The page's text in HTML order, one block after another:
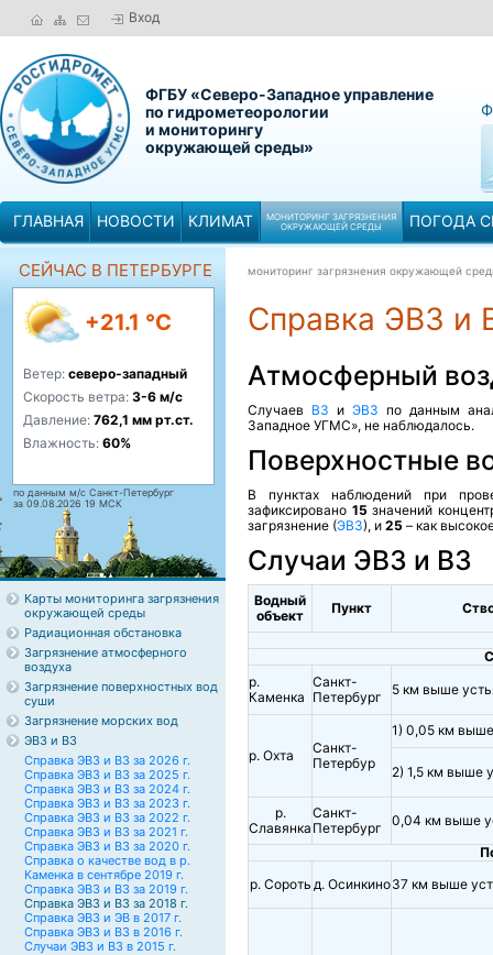
Вход
ФГБУ «Северо-Западное управление
по гидрометеорологии
и мониторингу
окружающей среды»
ГЛАВНАЯ НОВОСТИ КЛИМАТ
МОНИТОРИНГ ЗАГРЯЗНЕНИЯ
ОКРУЖАЮЩЕЙ СРЕДЫ
ПОГОДА
СЕЙЧАС В ПЕТЕРБУРГЕ
+21.1 °C
Ветер: северо-западный
Скорость ветра: 3-6 м/с
Давление: 762,1 мм рт.ст.
Влажность: 60%
по данным м/с Санкт-Петербург
за 09.08.2026 19 МСК
Карты мониторинга загрязнения
окружающей среды
Радиационная обстановка
Загрязнение атмосферного
воздуха
Загрязнение поверхностных вод
суши
Загрязнение морских вод
ЭВЗ и ВЗ
Справка ЭВЗ и ВЗ за 2026 г.
Справка ЭВЗ и ВЗ за 2025 г.
Справка ЭВЗ и ВЗ за 2024 г.
Справка ЭВЗ и ВЗ за 2023 г.
Справка ЭВЗ и ВЗ за 2022 г.
Справка ЭВЗ и ВЗ за 2021 г.
Справка ЭВЗ и ВЗ за 2020 г.
Справка о качестве вод в р.
Каменка в сентябре 2019 г.
Справка ЭВЗ и ВЗ за 2019 г.
Справка ЭВЗ и ВЗ за 2018 г.
Справка ЭВЗ и ЭВ в 2017 г.
Справка ЭВЗ и ВЗ в 2016 г.
Случаи ЭВЗ и ВЗ в 2015 г.
мониторинг загрязнения окружающей
Справка ЭВЗ и
Атмосферный
Случаев ВЗ и ЭВЗ по данным
Западное УГМС», не наблюдалось.
Поверхностные
В пунктах наблюдений при
зафиксировано 15 значений
загрязнение (ЭВЗ), и 25 – как
Случаи ЭВЗ и ВЗ
Водный
объект
Пункт
р.
Каменка
Санкт-
Петербург
5 км выше
р. Охта
Санкт-
Петербур
1) 0,05 км
2) 1,5 км выше
р.
Славянка
Санкт-
Петербург
0,04 км выше
р. Сороть д. Осинкино37 км выше